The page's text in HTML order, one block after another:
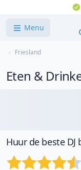
Menu
Friesland
Eten &
Huur de beste DJ